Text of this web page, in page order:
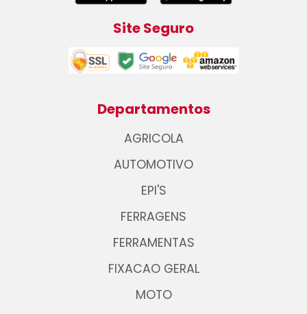
Site Seguro
Departamentos
AGRICOLA
AUTOMOTIVO
EPI'S
FERRAGENS
FERRAMENTAS
FIXACAO GERAL
MOTO